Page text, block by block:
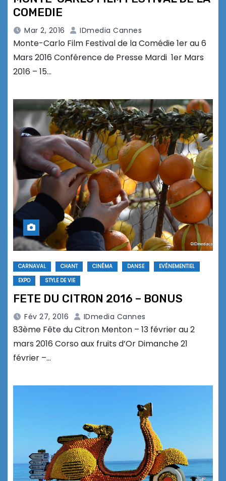
COMEDIE
Mar 2, 2016 IDmedia Cannes
Monte-Carlo Film Festival de la Comédie 1er au 6
Mars 2016 Conférence de Presse Mardi 1er Mars
2016 – 15…
CARNAVAL CHANT CINÉMA DANSE
EVÉNEMENTIEL
EXPO
STYLE DE VIE
FETE DU CITRON 2016 – BONUS
Fév 27, 2016 IDmedia Cannes
83ème Fête du Citron Menton – 13 février au 2
mars 2016 Corso aux fruits d’Or Dimanche 21
février –…